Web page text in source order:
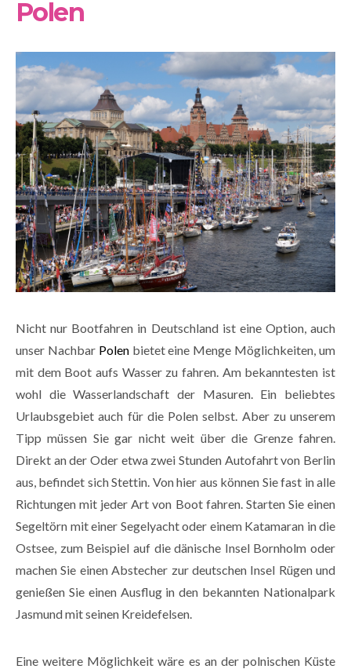
Polen
Nicht nur Bootfahren in Deutschland ist eine Option, auch
unser Nachbar Polenbietet eine Menge Möglichkeiten, um
mit dem Boot aufs Wasser zu fahren. Am bekanntesten ist
wohl die Wasserlandschaft der Masuren. Ein beliebtes
Urlaubsgebiet auch für die Polen selbst. Aber zu unserem
Tipp müssen Sie gar nicht weit über die Grenze fahren.
Direkt an der Oder etwa zwei Stunden Autofahrt von Berlin
aus, befindet sich Stettin. Von hier aus können Sie fast in alle
Richtungen mit jeder Art von Boot fahren. Starten Sie einen
Segeltörn mit einer Segelyacht oder einem Katamaran in die
Ostsee, zum Beispiel auf die dänische Insel Bornholm oder
machen Sie einen Abstecher zur deutschen Insel Rügen und
genießen Sie einen Ausflug in den bekannten Nationalpark
Jasmund mit seinen Kreidefelsen.
Eine weitere Möglichkeit wäre es an der polnischen Küste